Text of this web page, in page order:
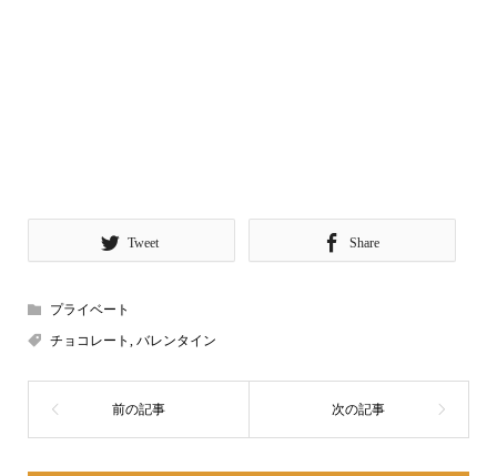
Tweet Share
プライベート
チョコレート , バレンタイン